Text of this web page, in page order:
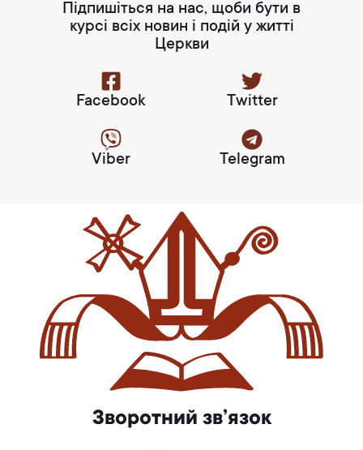
Підпишіться на нас, щоби бути в
курсі всіх новин і подій у житті
Церкви
Facebook Twitter
Viber Telegram
Зворотний зв’язок